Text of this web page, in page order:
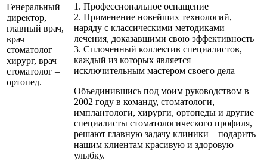
Генеральный
директор,
главный врач,
врач
стоматолог –
хирург, врач
стоматолог –
ортопед.
1. Профессиональное оснащение
2. Применение новейших технологий,
наряду с классическими методиками
лечения, доказавшими свою эффективность
3. Сплоченный коллектив специалистов,
каждый из которых является
исключительным мастером своего дела
Объединившись под моим руководством в
2002 году в команду, стоматологи,
имплантологи, хирурги, ортопеды и другие
специалисты стоматологического профиля,
решают главную задачу клиники – подарить
нашим клиентам красивую и здоровую
улыбку.